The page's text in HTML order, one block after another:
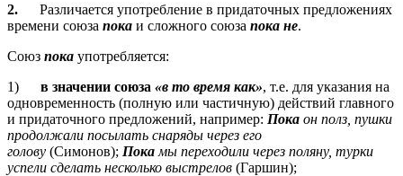
2. Различается употребление в придаточных предложениях
времени союза пока и сложного союза пока не.
Союз пока употребляется:
1) в значении союза «в то время как», т.е. для указания на
одновременность (полную или частичную) действий главного
и придаточного предложений, например: Пока он полз, пушки
продолжали посылать снаряды через его
голову (Симонов); Пока мы переходили через поляну, турки
успели сделать несколько выстрелов (Гаршин);